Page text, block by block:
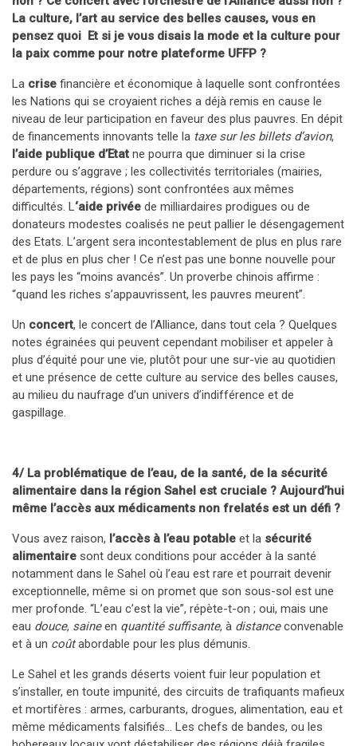
La culture, l’art au service des belles causes, vous en
pensez quoi Et si je vous disais la mode et la culture pour
la paix comme pour notre plateforme UFFP ?
La crise financière et économique à laquelle sont confrontées
les Nations qui se croyaient riches a déjà remis en cause le
niveau de leur participation en faveur des plus pauvres. En dépit
de financements innovants telle la taxe sur les billets d’avion,
l’aide publique d’Etat ne pourra que diminuer si la crise
perdure ou s’aggrave ; les collectivités territoriales (mairies,
départements, régions) sont confrontées aux mêmes
difficultés. L‘aide privée de milliardaires prodigues ou de
donateurs modestes coalisés ne peut pallier le désengagement
des Etats. L’argent sera incontestablement de plus en plus rare
et de plus en plus cher ! Ce n’est pas une bonne nouvelle pour
les pays les “moins avancés”. Un proverbe chinois affirme :
“quand les riches s’appauvrissent, les pauvres meurent”.
Un concert, le concert de l’Alliance, dans tout cela ? Quelques
notes égrainées qui peuvent cependant mobiliser et appeler à
plus d’équité pour une vie, plutôt pour une sur-vie au quotidien
et une présence de cette culture au service des belles causes,
au milieu du naufrage d’un univers d’indifférence et de
gaspillage.
4/ La problématique de l’eau, de la santé, de la sécurité
alimentaire dans la région Sahel est cruciale ? Aujourd’hui
même l’accès aux médicaments non frelatés est un défi ?
Vous avez raison, l’accès à l’eau potable et la sécurité
alimentaire sont deux conditions pour accéder à la santé
notamment dans le Sahel où l’eau est rare et pourrait devenir
exceptionnelle, même si on promet que son sous-sol est une
mer profonde. “L’eau c’est la vie”, répète-t-on ; oui, mais une
eau douce, saineen quantité suffisante, à distanceconvenable
et à un coûtabordable pour les plus démunis.
Le Sahel et les grands déserts voient fuir leur population et
s’installer, en toute impunité, des circuits de trafiquants mafieux
et mortifères : armes, carburants, drogues, alimentation, eau et
même médicaments falsifiés… Les chefs de bandes, ou les